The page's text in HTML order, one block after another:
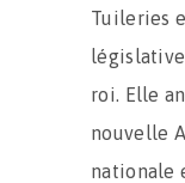
Tuileries
roi. Elle
nouvelle
nationale